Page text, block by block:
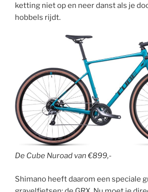
ketting niet op en neer danst als je
hobbels rijdt.
De Cube Nuroad van €899,-
Shimano heeft daarom een speciale